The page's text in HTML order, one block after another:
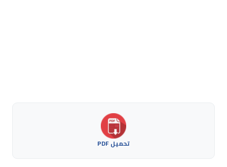
تحميل PDF